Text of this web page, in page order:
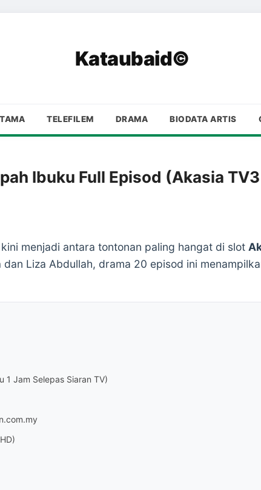
Kataubaid©
TELEFILEM DRAMA BIODATA ARTIS
Ibuku Full Episod (Akasia
kini menjadi antara tontonan paling hangat di slot
dan Liza Abdullah, drama 20 episod ini
1 Jam Selepas Siaran TV)